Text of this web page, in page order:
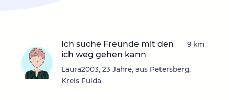
Ich suche Freunde mit den
ich weg gehen kann
Laura2003, 23 Jahre, aus Petersberg,
Kreis Fulda
9 km